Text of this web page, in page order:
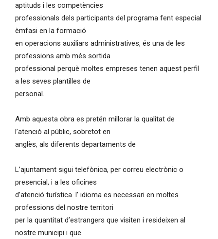
aptituds i les competències
professionals dels participants del programa fent especial
èmfasi en la formació
en operacions auxiliars administratives, és una de les
professions amb més sortida
professional perquè moltes empreses tenen aquest perfil
a les seves plantilles de
personal.
Amb aquesta obra es pretén millorar la qualitat de
l’atenció al públic, sobretot en
anglès, als diferents departaments de
L’ajuntament sigui telefònica, per correu electrònic o
presencial, i a les oficines
d’atenció turística. l’ idioma es necessari en moltes
professions del nostre territori
per la quantitat d’estrangers que visiten i resideixen al
nostre municipi i que